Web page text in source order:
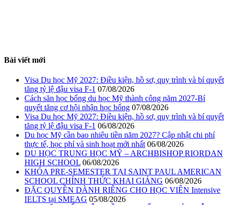
Bài viết mới
Visa Du học Mỹ 2027: Điều kiện, hồ sơ, quy trình và bí quyết
tăng tỷ lệ đậu visa F-1 07/08/2026
Cách săn học bổng du học Mỹ thành công năm 2027-Bí
quyết tăng cơ hội nhận học bổng 07/08/2026
Visa Du học Mỹ 2027: Điều kiện, hồ sơ, quy trình và bí quyết
tăng tỷ lệ đậu visa F-1 06/08/2026
Du học Mỹ cần bao nhiêu tiền năm 2027? Cập nhật chi phí
thực tế, học phí và sinh hoạt mới nhất 06/08/2026
DU HỌC TRUNG HỌC MỸ – ARCHBISHOP RIORDAN
HIGH SCHOOL 06/08/2026
KHÓA PRE-SEMESTER TẠI SAINT PAUL AMERICAN
SCHOOL CHÍNH THỨC KHAI GIẢNG 06/08/2026
ĐẶC QUYỀN DÀNH RIÊNG CHO HỌC VIÊN Intensive
IELTS tại SMEAG 05/08/2026